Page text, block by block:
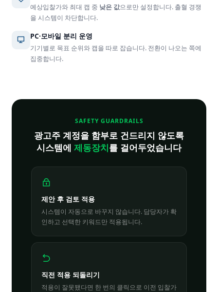
예상입찰가와 최대 캡 중 낮은 값으로만 설정합니다. 출혈 경쟁
을 시스템이 차단합니다.
PC·모바일 분리 운영
기기별로 목표 순위와 캡을 따로 잡습니다. 전환이 나오는 쪽에
집중합니다.
SAFETY GUARDRAILS
광고주 계정을 함부로 건드리지 않도록
시스템에 제동장치를 걸어두었습니다
제안 후 검토 적용
시스템이 자동으로 바꾸지 않습니다. 담당자가 확
인하고 선택한 키워드만 적용됩니다.
직전 적용 되돌리기
적용이 잘못됐다면 한 번의 클릭으로 이전 입찰가